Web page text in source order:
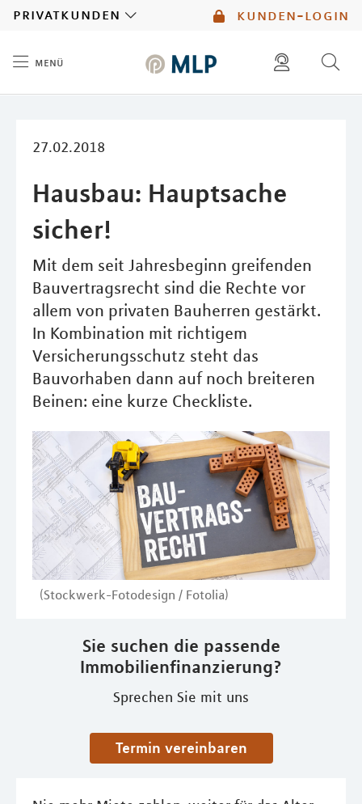
kunden-login
privatkunden
menü
27.02.2018
Hausbau: Hauptsache
sicher!
Mit dem seit Jahresbeginn greifenden
Bauvertragsrecht sind die Rechte vor
allem von privaten Bauherren gestärkt.
In Kombination mit richtigem
Versicherungsschutz steht das
Bauvorhaben dann auf noch breiteren
Beinen: eine kurze Checkliste.
(Stockwerk-Fotodesign / Fotolia)
Sie suchen die passende
Immobilienfinanzierung?
Sprechen Sie mit uns
Termin vereinbaren